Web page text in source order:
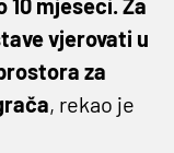
mjeseci. Za
vjerovati u
za
, rekao je